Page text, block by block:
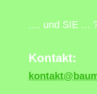
.... und SIE ...
Kontakt: